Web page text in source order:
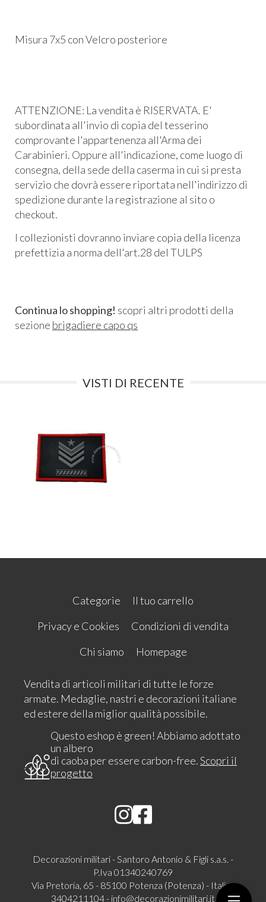
Misura 7x5 con Velcro posteriore
ATTENZIONE: La vendita è RISERVATA. E'
subordinata all'invio di copia del tesserino
comprovante l'appartenenza all'Arma dei
Carabinieri. Oppure all'indicazione, come luogo di
consegna, della sede della caserma in cui si presta
servizio che dovrà essere riportata nell'indirizzo di
spedizione durante la registrazione al sito o
checkout.
I collezionisti dovranno inviare copia della licenza
prefettizia a norma dell'art.28 del TULPS
Continua lo shopping! scopri altri prodotti della
sezione brigadiere capo qs
VISTI DI RECENTE
Categorie
Il tuo carrello
Privacy e Cookies
Condizioni di vendita
Chi siamo
Homepage
Vendita di articoli militari di tutte le forze
armate. Medaglie, nastri e decorazioni italiane
ed estere della miglior qualità possibile.
Questo eshop è green! Abbiamo adottato
un albero
di caoba per essere carbon-free.Scopri il
progetto
Decorazioni militari - Santoro Antonio & Figli s.a.s. -
P.Iva 01340240769
Via Pretoria, 65 - 85100 Potenza (Potenza) - Italia -
3404211104 - info@decorazionimilitari.it